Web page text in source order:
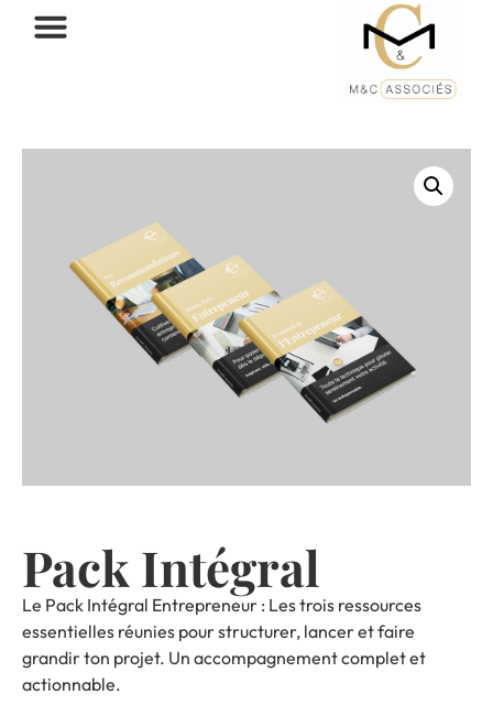
Pack Intégral
Le Pack Intégral Entrepreneur : Les trois ressources
essentielles réunies pour structurer, lancer et faire
grandir ton projet. Un accompagnement complet et
actionnable.